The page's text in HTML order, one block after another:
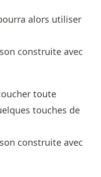
alors utiliser
toute
touches de